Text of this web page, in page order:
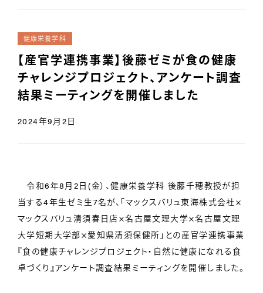
健康栄養学科
【産官学連携事業】後藤ゼミが食の健康
チャレンジプロジェクト、アンケート調査
結果ミーティングを開催しました
2024年9月2日
令和6年8月2日(金）、健康栄養学科 後藤千穂教授が担
当する4年生ゼミ生7名が、「マックスバリュ東海株式会社×
マックスバリュ清須春日店×名古屋文理大学×名古屋文理
大学短期大学部×愛知県清須保健所」との産官学連携事業
『食の健康チャレンジプロジェクト・自然に健康になれる食
卓づくり』アンケート調査結果ミーティングを開催しました。